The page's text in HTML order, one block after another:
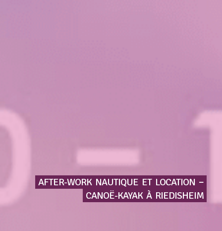
AFTER-WORK NAUTIQUE ET LOCATION −
CANOË-KAYAK À RIEDISHEIM